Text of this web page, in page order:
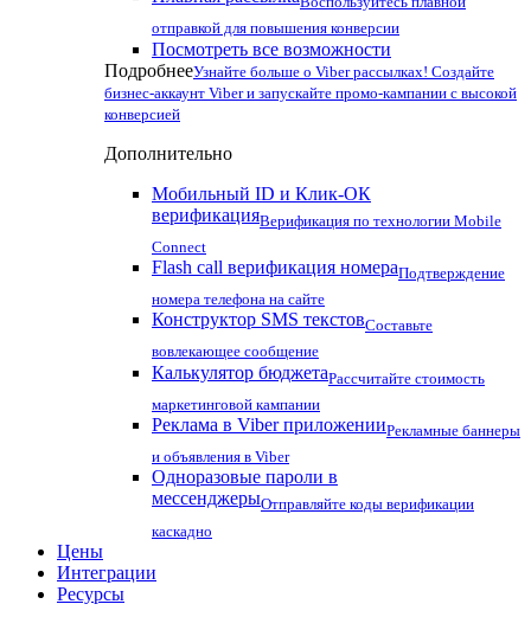
отправкой для повышения конверсии
Посмотреть все возможности
ПодробнееУзнайте больше о Viber рассылках! Создайте
бизнес-аккаунт Viber и запускайте промо-кампании с высокой
конверсией
Дополнительно
Мобильный ID и Клик-ОК
верификацияВерификация по технологии Mobile
Connect
Flash call верификация номераПодтверждение
номера телефона на сайте
Конструктор SMS текстовСоставьте
вовлекающее сообщение
Калькулятор бюджетаРассчитайте стоимость
маркетинговой кампании
Реклама в Viber приложенииРекламные баннеры
и объявления в Viber
Одноразовые пароли в
мессенджерыОтправляйте коды верификации
каскадно
Цены
Интеграции
Ресурсы